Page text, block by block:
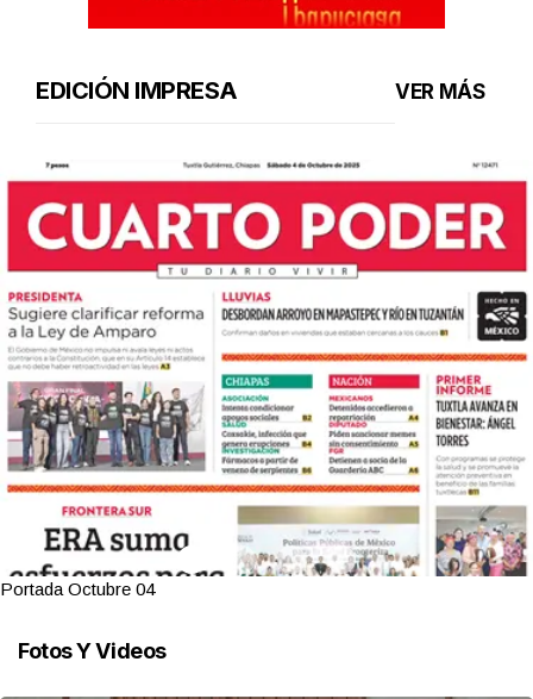
EDICIÓN IMPRESA VER MÁS
Portada Octubre 04
Fotos Y Videos